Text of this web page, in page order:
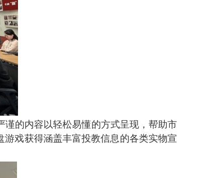
的内容以轻松易懂的方式呈现，帮助市
游戏获得涵盖丰富投教信息的各类实物宣